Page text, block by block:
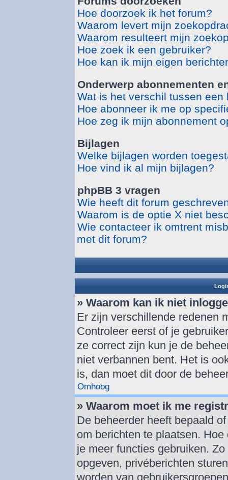
Hoe doorzoek ik het forum?
Waarom levert mijn
Waarom resulteert mijn
Hoe zoek ik een gebruiker?
Hoe kan ik mijn eigen
Onderwerp abonnementen
Wat is het verschil tussen
Hoe abonneer ik me op
Hoe zeg ik mijn abonnement
Bijlagen
Welke bijlagen worden
Hoe vind ik al mijn bijlagen?
phpBB 3 vragen
Wie heeft dit forum
Waarom is de optie X niet
Wie contacteer ik omtrent
met dit forum?
» Waarom kan ik niet
Er zijn verschillende redenen
Controleer eerst of je
ze correct zijn kun je de
niet verbannen bent. Het is
is, dan moet dit door de
Omhoog
» Waarom moet ik me
De beheerder heeft bepaald
om berichten te plaatsen.
je meer functies gebruiken.
opgeven, privéberichten
worden van